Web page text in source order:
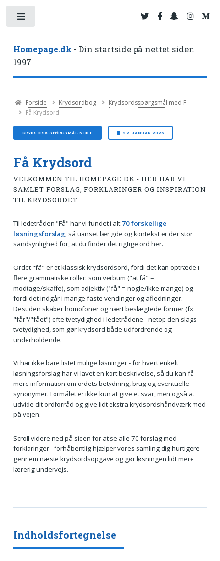
Homepage.dk - Din startside på nettet siden
1997
Forside Krydsordbog
Krydsordsspørgsmål med F
Få Krydsord
KRYDSORDSSPØRGSMÅL MED F 22. JANUAR 2026
Få Krydsord
VELKOMMEN TIL HOMEPAGE.DK - HER HAR VI
SAMLET FORSLAG, FORKLARINGER OG INSPIRATION
TIL KRYDSORDET
Til ledetråden "Få" har vi fundet i alt 70 forskellige
løsningsforslag, så uanset længde og kontekst er der stor
sandsynlighed for, at du finder det rigtige ord her.
Ordet "få" er et klassisk krydsordsord, fordi det kan optræde i
flere grammatiske roller: som verbum ("at få" =
modtage/skaffe), som adjektiv ("få" = nogle/ikke mange) og
fordi det indgår i mange faste vendinger og afledninger.
Desuden skaber homofoner og nært beslægtede former (fx
"får"/"fået") ofte tvetydighed i ledetrådene - netop den slags
tvetydighed, som gør krydsord både udfordrende og
underholdende.
Vi har ikke bare listet mulige løsninger - for hvert enkelt
løsningsforslag har vi lavet en kort beskrivelse, så du kan få
mere information om ordets betydning, brug og eventuelle
synonymer. Formålet er ikke kun at give et svar, men også at
udvide dit ordforråd og give lidt ekstra krydsordshåndværk med
på vejen.
Scroll videre ned på siden for at se alle 70 forslag med
forklaringer - forhåbentlig hjælper vores samling dig hurtigere
gennem næste krydsordsopgave og gør løsningen lidt mere
lærerig undervejs.
Indholdsfortegnelse